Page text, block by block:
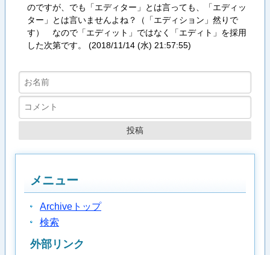
のですが、でも「エディター」とは言っても、「エディッ
ター」とは言いませんよね？（「エディション」然りで
す） なので「エディット」ではなく「エディト」を採用
した次第です。 (2018/11/14 (水) 21:57:55)
メニュー
Archiveトップ
検索
外部リンク